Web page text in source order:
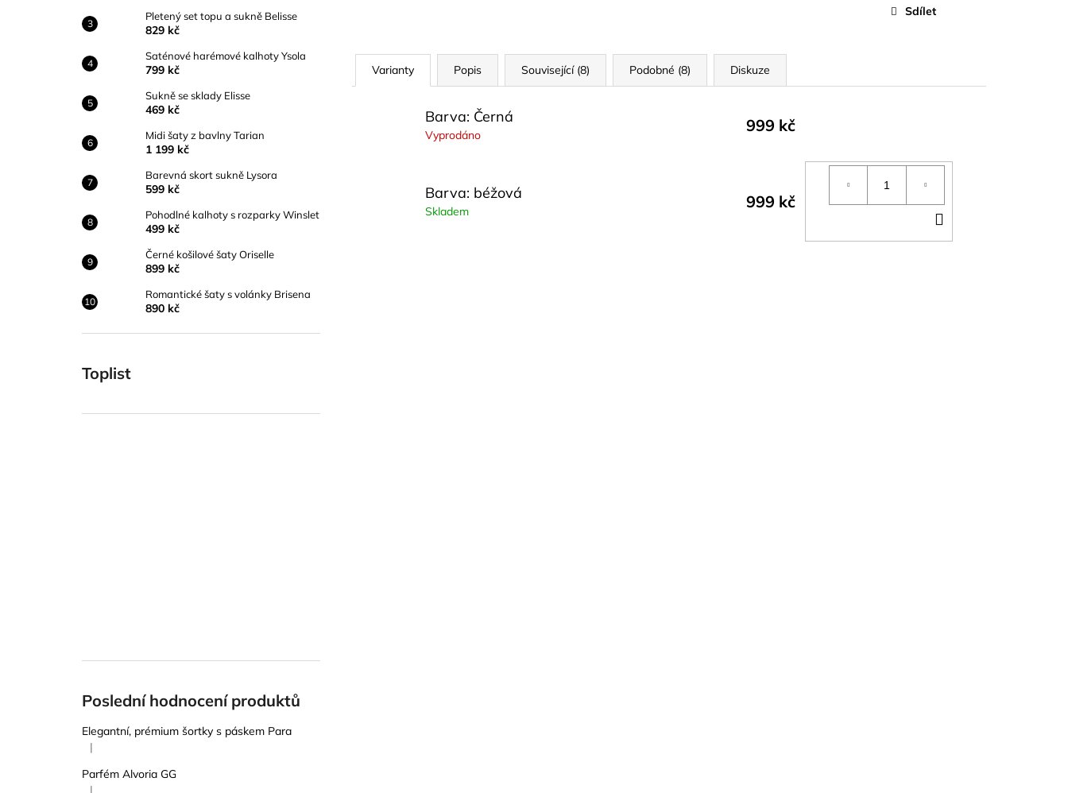
Pletený set topu a sukně Belisse
829 kč
Saténové harémové kalhoty Ysola
799 kč
Sukně se sklady Elisse
469 kč
Midi šaty z bavlny Tarian
1 199 kč
Barevná skort sukně Lysora
599 kč
Pohodlné kalhoty s rozparky Winslet
499 kč
Černé košilové šaty Oriselle
899 kč
Romantické šaty s volánky Brisena
890 kč
Toplist
Poslední hodnocení produktů
Elegantní, prémium šortky s páskem Para
Hodnocení produktu je 5 z 5 hvězdiček.
|
Parfém Alvoria GG
|
Sdílet
Varianty Popis Související (8) Podobné (8) Diskuze
Barva: Černá
Vyprodáno 999 kč
Barva: béžová
Skladem 999 kč
KOŠÍKU